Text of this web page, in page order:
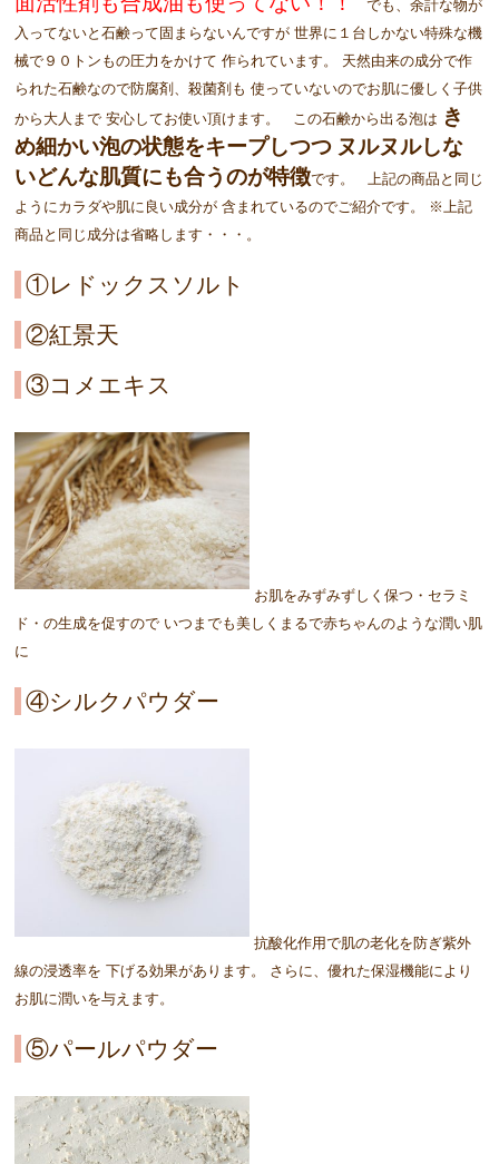
でも、余計な物が
入ってないと石鹸って固まらないんですが 世界に１台しかない特殊な機
械で９０トンもの圧力をかけて 作られています。 天然由来の成分で作
られた石鹸なので防腐剤、殺菌剤も 使っていないのでお肌に優しく子供
から大人まで 安心してお使い頂けます。 この石鹸から出る泡は き
め細かい泡の状態をキープしつつ ヌルヌルしな
いどんな肌質にも合うのが特徴です。 上記の商品と同じ
ようにカラダや肌に良い成分が 含まれているのでご紹介です。 ※上記
商品と同じ成分は省略します・・・。
①レドックスソルト
②紅景天
③コメエキス
お肌をみずみずしく保つ・セラミ
ド・の生成を促すので いつまでも美しくまるで赤ちゃんのような潤い肌
に
④シルクパウダー
抗酸化作用で肌の老化を防ぎ紫外
線の浸透率を 下げる効果があります。 さらに、優れた保湿機能により
お肌に潤いを与えます。
⑤パールパウダー